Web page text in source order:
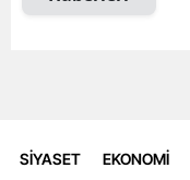
SİYASET EKONOMİ